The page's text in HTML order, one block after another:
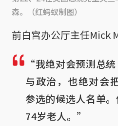
森。（红蚂蚁制图）
前白宫办公厅主任Mick
“我绝对会预测总
与政治，也绝对会
参选的候选人名单
74岁老人。”